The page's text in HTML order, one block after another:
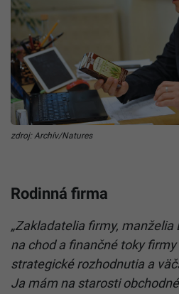
zdroj: Archív/Natures
Rodinná firma
„Zakladatelia firmy, manželia
na chod a finančné toky
strategické rozhodnutia a
Ja mám na starosti